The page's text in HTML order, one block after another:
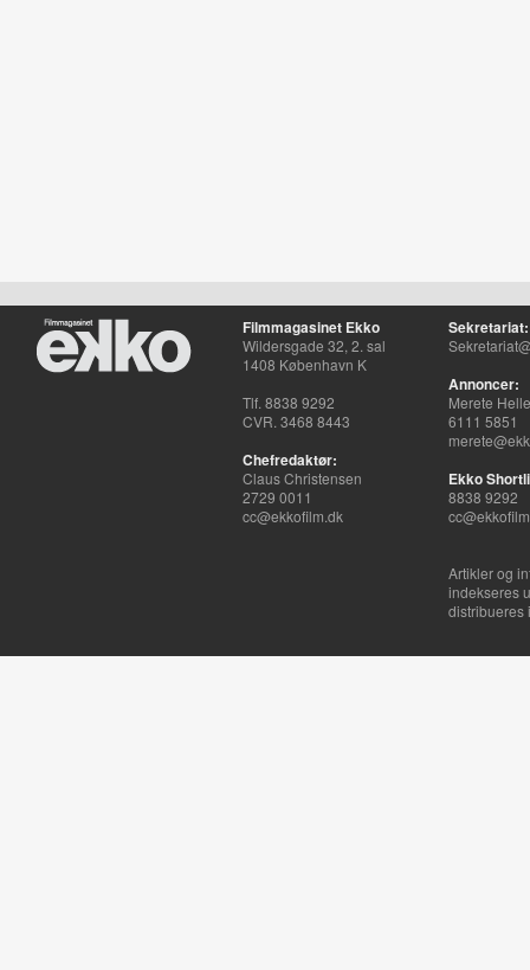
Filmmagasinet Ekko
Wildersgade 32, 2. sal
1408 København K
Tlf. 8838 9292
CVR. 3468 8443
Chefredaktør:
Claus Christensen
2729 0011
cc@ekkofilm.dk
Sekretariat:
Annoncer:
Merete
6111 5851
Ekko
8838 9292
Artikler og
indekseres
distribueres